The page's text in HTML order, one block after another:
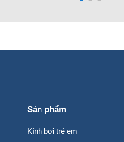
Sản phẩm
Kính bơi trẻ em